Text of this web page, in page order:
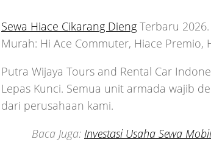
Sewa Hiace Cikarang Dieng Terbaru
Murah: Hi Ace Commuter, Hiace Premio,
Putra Wijaya Tours and Rental Car
Lepas Kunci. Semua unit armada wajib
dari perusahaan kami.
Baca Juga: Investasi Usaha Sewa Mobil